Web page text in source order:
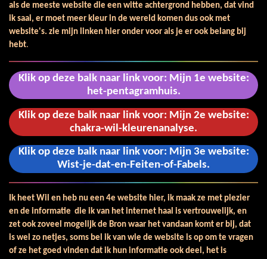
als de meeste website die een witte achtergrond hebben, dat vind
ik saai, er moet meer kleur in de wereld komen dus ook met
website's. zie mijn linken hier onder voor als je er ook belang bij
hebt.
Klik op deze balk naar link voor: Mijn 1e website:
het-pentagramhuis.
Klik op deze balk naar link voor: Mijn 2e website:
chakra-wil-kleurenanalyse.
Klik op deze balk naar link voor: Mijn 3e website:
Wist-je-dat-en-Feiten-of-Fabels.
Ik heet Wil en heb nu een 4e website hier, ik maak ze met plezier
en de informatie die ik van het internet haal is vertrouwelijk, en
zet ook zoveel mogelijk de Bron waar het vandaan komt er bij, dat
is wel zo netjes, soms bel ik van wie de website is op om te vragen
of ze het goed vinden dat ik hun informatie ook deel, het is